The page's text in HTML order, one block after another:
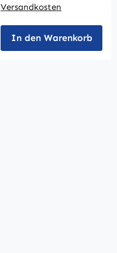
Versandkosten
In den Warenkorb